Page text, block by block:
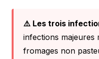
⚠️ Les trois
infections majeures
fromages non